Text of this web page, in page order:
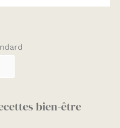
et le
ils répondent
à vos
bien-être